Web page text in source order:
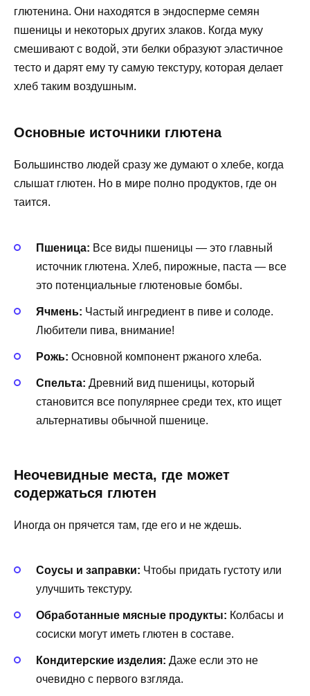
глютенина. Они находятся в эндосперме семян
пшеницы и некоторых других злаков. Когда муку
смешивают с водой, эти белки образуют эластичное
тесто и дарят ему ту самую текстуру, которая делает
хлеб таким воздушным.
Основные источники глютена
Большинство людей сразу же думают о хлебе, когда
слышат глютен. Но в мире полно продуктов, где он
таится.
Пшеница: Все виды пшеницы — это главный
источник глютена. Хлеб, пирожные, паста — все
это потенциальные глютеновые бомбы.
Ячмень: Частый ингредиент в пиве и солоде.
Любители пива, внимание!
Рожь: Основной компонент ржаного хлеба.
Спельта: Древний вид пшеницы, который
становится все популярнее среди тех, кто ищет
альтернативы обычной пшенице.
Неочевидные места, где может
содержаться глютен
Иногда он прячется там, где его и не ждешь.
Соусы и заправки: Чтобы придать густоту или
улучшить текстуру.
Обработанные мясные продукты: Колбасы и
сосиски могут иметь глютен в составе.
Кондитерские изделия: Даже если это не
очевидно с первого взгляда.